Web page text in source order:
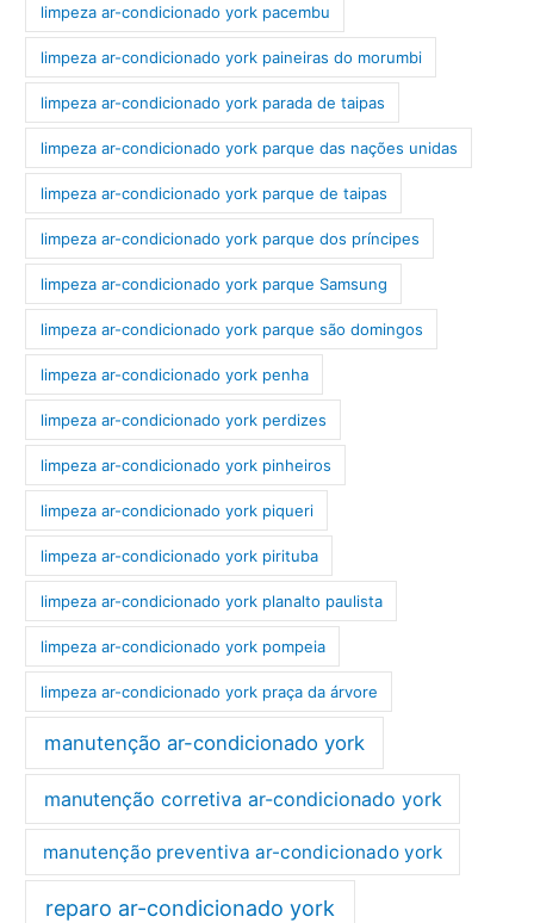
limpeza ar-condicionado york pacembu
limpeza ar-condicionado york paineiras do morumbi
limpeza ar-condicionado york parada de taipas
limpeza ar-condicionado york parque das nações unidas
limpeza ar-condicionado york parque de taipas
limpeza ar-condicionado york parque dos príncipes
limpeza ar-condicionado york parque Samsung
limpeza ar-condicionado york parque são domingos
limpeza ar-condicionado york penha
limpeza ar-condicionado york perdizes
limpeza ar-condicionado york pinheiros
limpeza ar-condicionado york piqueri
limpeza ar-condicionado york pirituba
limpeza ar-condicionado york planalto paulista
limpeza ar-condicionado york pompeia
limpeza ar-condicionado york praça da árvore
manutenção ar-condicionado york
manutenção corretiva ar-condicionado york
manutenção preventiva ar-condicionado york
reparo ar-condicionado york